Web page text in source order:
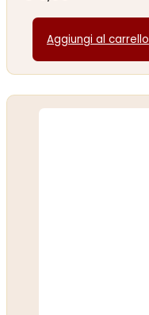
Aggiungi al carrello